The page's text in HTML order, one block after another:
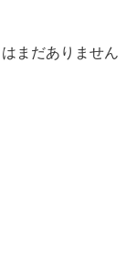
まだありません